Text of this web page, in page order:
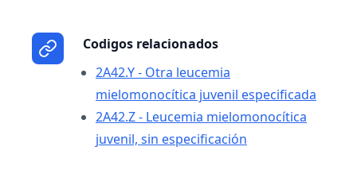
Codigos relacionados
2A42.Y - Otra leucemia
mielomonocítica juvenil especificada
2A42.Z - Leucemia mielomonocítica
juvenil, sin especificación